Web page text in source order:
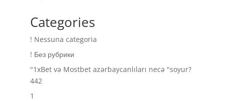
Categories
! Nessuna categoria
! Без рубрики
"1xBet və Mostbet azərbaycanlıları necə "soyur?
442
1